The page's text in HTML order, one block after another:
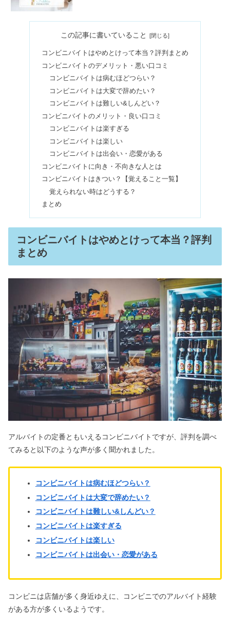
方とは？アトピーにいいの？
アバクロは時代遅れでおじさん？ださ
い評判や愛用芸能人も
ストロングゼロはやばい？販売中止の
噂＆ストローは危険性が高い？
コルゲートの歯磨き粉は危険？どれが
いい？コストコにある種類
アテニア化粧品は危険&怪しい？使っ
ウェーデン歯磨きはゆすがない？
毎日キウイを食べていたら？食べ過ぎ
の結果｜賞味期限は？
iPhone7をまだ使ってる人！いつまで
使えるの？【最強説】
シリカ水のデメリット｜危険&怪し
い？飲んではいけない人も
オーダーの仕方や失敗回避のコツ
アヤナスは買ってはいけない？本音の
アビレックスはダサい？愛用芸能人や
スルフォラファンを買ってはいけない
人は？効果や副作用まとめ
この記事に書いていること
コンビニバイトはやめとけって本当？評判まとめ
コンビニバイトのデメリット・悪い口コミ
コンビニバイトは病むほどつらい？
コンビニバイトは大変で辞めたい？
コンビニバイトは難しい&しんどい？
コンビニバイトのメリット・良い口コミ
コンビニバイトは楽すぎる
コンビニバイトは楽しい
コンビニバイトは出会い・恋愛がある
コンビニバイトに向き・不向きな人とは
コンビニバイトはきつい？【覚えること一覧】
覚えられない時はどうする？
まとめ
コンビニバイトはやめとけって本当？評判
まとめ
アルバイトの定番ともいえるコンビニバイトですが、評判を調べ
てみると以下のような声が多く聞かれました。
コンビニバイトは病むほどつらい？
コンビニバイトは大変で辞めたい？
コンビニバイトは難しい&しんどい？
コンビニバイトは楽すぎる
コンビニバイトは楽しい
コンビニバイトは出会い・恋愛がある
コンビニは店舗が多く身近ゆえに、コンビニでのアルバイト経験
がある方が多くいるようです。